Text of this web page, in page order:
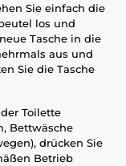
Sie einfach die
los und
Tasche in die
aus und
Sie die Tasche
Toilette
Bettwäsche
drücken Sie
Betrieb